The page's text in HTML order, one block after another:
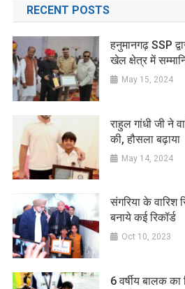
RECENT POSTS
हनुमानगढ़ SSP
खेल क्षेत्र में
May 15, 2024
राहुल गांधी जी ने
की, हौसला बढ़ाया
May 14, 2024
संगरिया के वारिश
बनाये कई रिकॉर्ड
Oct 10, 2023
6 वर्षीय बालक का